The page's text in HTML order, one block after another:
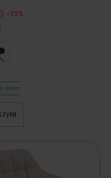
-13%
godzin